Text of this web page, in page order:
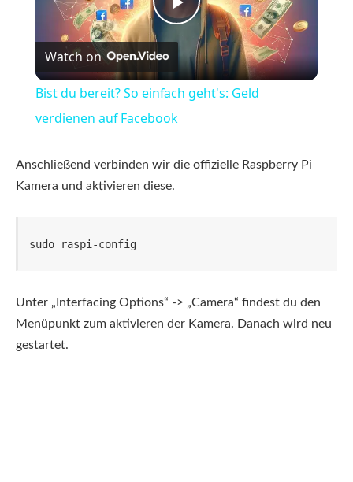
Play
Video
Watch on
Bist du bereit? So einfach geht's: Geld
verdienen auf Facebook
Anschließend verbinden wir die offizielle Raspberry Pi
Kamera und aktivieren diese.
sudo raspi-config
Unter „Interfacing Options“ -> „Camera“ findest du den
Menüpunkt zum aktivieren der Kamera. Danach wird neu
gestartet.